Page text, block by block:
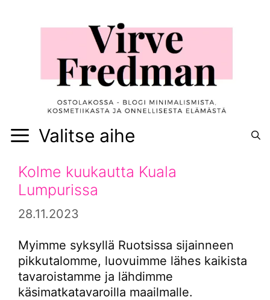
Valitse aihe
Kolme kuukautta Kuala
Lumpurissa
28.11.2023
Myimme syksyllä Ruotsissa sijainneen
pikkutalomme, luovuimme lähes kaikista
tavaroistamme ja lähdimme
käsimatkatavaroilla maailmalle.